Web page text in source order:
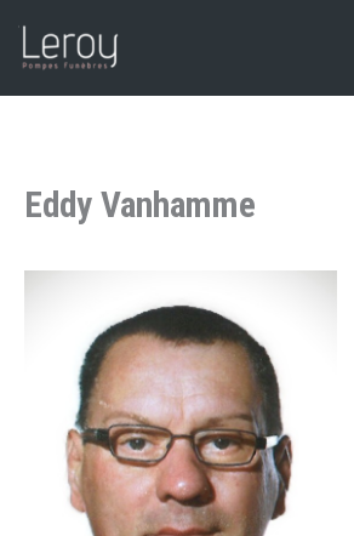
Eddy Vanhamme